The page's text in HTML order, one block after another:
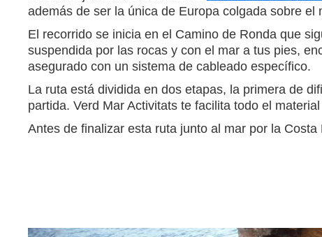
además de ser la única de Europa colgada sobre
El recorrido se inicia en el Camino de Ronda que
suspendida por las rocas y con el mar a tus pies,
asegurado con un sistema de cableado específico.
La ruta está dividida en dos etapas, la primera de
partida. Verd Mar Activitats te facilita todo el
Antes de finalizar esta ruta junto al mar por la